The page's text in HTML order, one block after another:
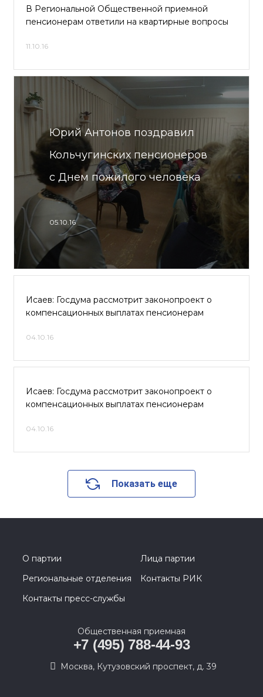
В Региональной Общественной приемной
пенсионерам ответили на квартирные вопросы
11.10.16
Юрий Антонов поздравил
Кольчугинских пенсионеров
с Днем пожилого человека
05.10.16
Исаев: Госдума рассмотрит законопроект о
компенсационных выплатах пенсионерам
04.10.16
Исаев: Госдума рассмотрит законопроект о
компенсационных выплатах пенсионерам
04.10.16
Показать еще
О партии
Лица партии
Региональные отделения
Контакты РИК
Контакты пресс-службы
Общественная приемная
+7 (495) 788-44-93
Москва, Кутузовский проспект, д. 39